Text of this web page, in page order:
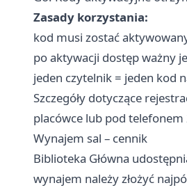
Zasady korzystania:
kod musi zostać
po aktywacji dostęp ważny
jeden czytelnik = jeden kod
Szczegóły dotyczące
placówce lub pod
Wynajem sal – cennik
Biblioteka Główna
wynajem należy złożyć